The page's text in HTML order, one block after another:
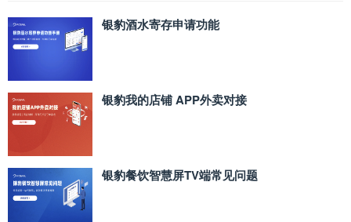
银豹酒水寄存申请功能
银豹我的店铺 APP外卖对接
银豹餐饮智慧屏TV端常见问题